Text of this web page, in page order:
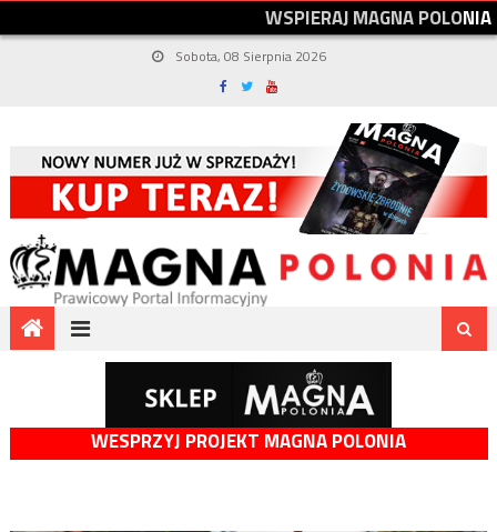
WSPIERAJMAGNAPOLONIA
Sobota, 08 Sierpnia 2026
WESPRZYJ PROJEKT MAGNA POLONIA